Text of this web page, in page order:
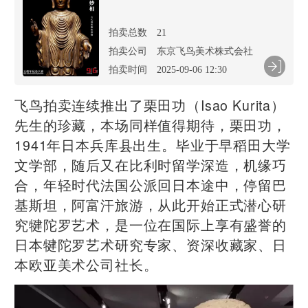
拍卖总数
21
拍卖公司
东京飞鸟美术株式会社
拍卖时间
2025-09-06 12:30
飞鸟拍卖连续推出了栗田功（Isao Kurita）
先生的珍藏，本场同样值得期待，栗田功，
1941年日本兵库县出生。毕业于早稻田大学
文学部，随后又在比利时留学深造，机缘巧
合，年轻时代法国公派回日本途中，停留巴
基斯坦，阿富汗旅游，从此开始正式潜心研
究犍陀罗艺术，是一位在国际上享有盛誉的
日本犍陀罗艺术研究专家、资深收藏家、日
本欧亚美术公司社长。